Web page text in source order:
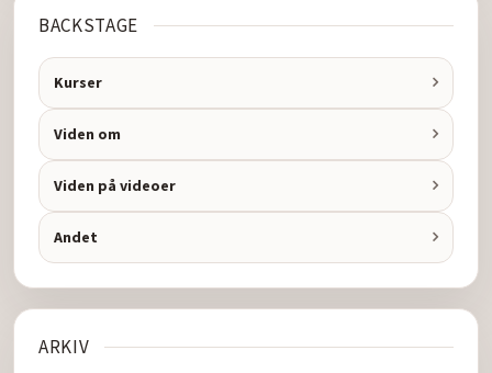
BACKSTAGE
Kurser
Viden om
Viden på videoer
Andet
ARKIV